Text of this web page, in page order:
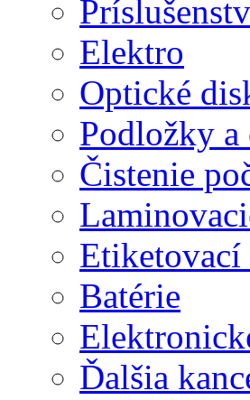
Elektro
Optické
Podložky a
Čistenie
Etiketovací
Batérie
Ďalšia